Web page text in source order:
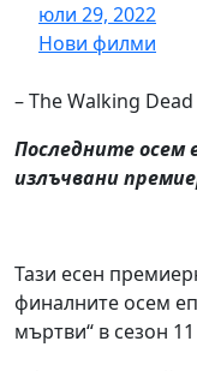
юли 29, 2022
Нови филми
– The Walking
Последните осем
излъчвани
Тази есен
финалните осем
мъртви“ в сезон